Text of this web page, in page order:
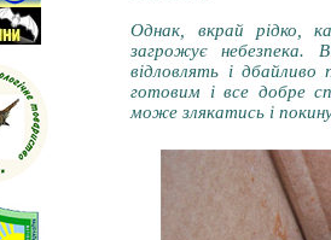
Однак, вкрай рідко,
загрожує небезпека.
відловлять і
готовим і все добре
може злякатись і